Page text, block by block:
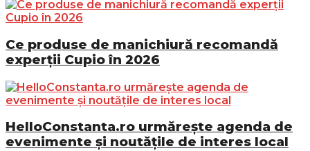
Ce produse de manichiură recomandă
experții Cupio în 2026
HelloConstanta.ro urmărește agenda de
evenimente și noutățile de interes local